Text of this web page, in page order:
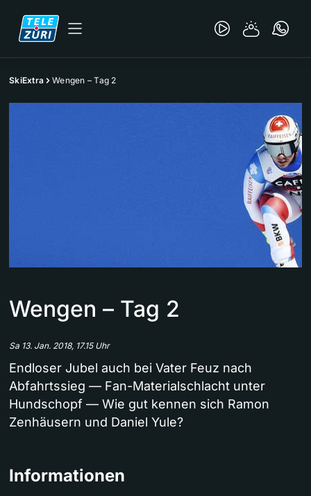
SkiExtra Wengen – Tag 2
Wengen – Tag 2
Sa 13. Jan. 2018, 17.15 Uhr
Endloser Jubel auch bei Vater Feuz nach
Abfahrtssieg — Fan-Materialschlacht unter
Hundschopf — Wie gut kennen sich Ramon
Zenhäusern und Daniel Yule?
Informationen